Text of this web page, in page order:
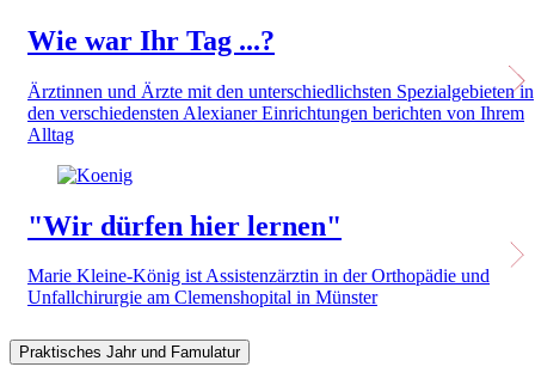
Wie war Ihr Tag ...?
Ärztinnen und Ärzte mit den unterschiedlichsten Spezialgebieten in
den verschiedensten Alexianer Einrichtungen berichten von Ihrem
Alltag
"Wir dürfen hier lernen"
Marie Kleine-König ist Assistenzärztin in der Orthopädie und
Unfallchirurgie am Clemenshopital in Münster
Praktisches Jahr und Famulatur